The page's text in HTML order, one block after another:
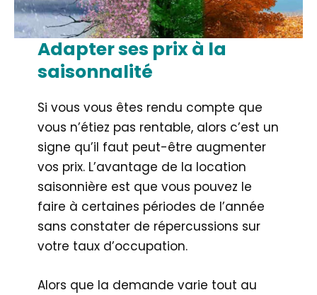
Adapter ses prix à la
saisonnalité
Si vous vous êtes rendu compte que
vous n’étiez pas rentable, alors c’est un
signe qu’il faut peut-être augmenter
vos prix. L’avantage de la location
saisonnière est que vous pouvez le
faire à certaines périodes de l’année
sans constater de répercussions sur
votre taux d’occupation.
Alors que la demande varie tout au